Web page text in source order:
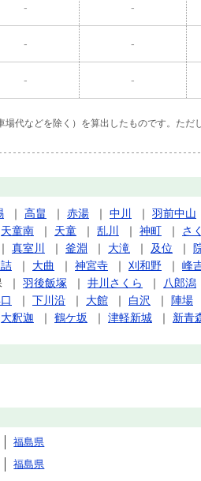
- -
- -
- -
代などを除く）を算出したものです。ただ
｜ 高畠 ｜ 赤湯 ｜ 中川 ｜ 羽前中山
天童南 ｜ 天童 ｜ 乱川 ｜ 神町 ｜ さ
真室川 ｜ 釜淵 ｜ 大滝 ｜ 及位 ｜
｜ 大曲 ｜ 神宮寺 ｜ 刈和野 ｜ 峰
｜ 羽後飯塚 ｜ 井川さくら ｜ 八郎潟
｜ 下川沿 ｜ 大館 ｜ 白沢 ｜ 陣場
大釈迦 ｜ 鶴ケ坂 ｜ 津軽新城 ｜ 新青
福島県
福島県